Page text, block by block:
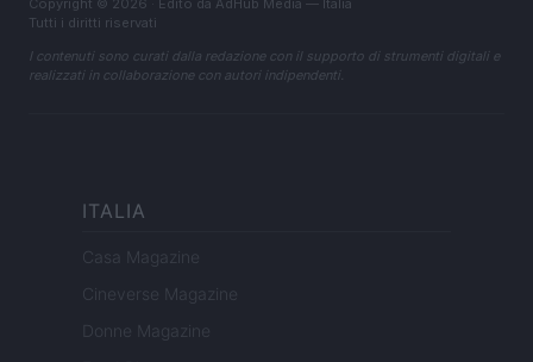
Copyright © 2026 · Edito da AdHub Media — Italia
Tutti i diritti riservati
I contenuti sono curati dalla redazione con il supporto di strumenti digitali e
realizzati in collaborazione con autori indipendenti.
ITALIA
Casa Magazine
Cineverse Magazine
Donne Magazine